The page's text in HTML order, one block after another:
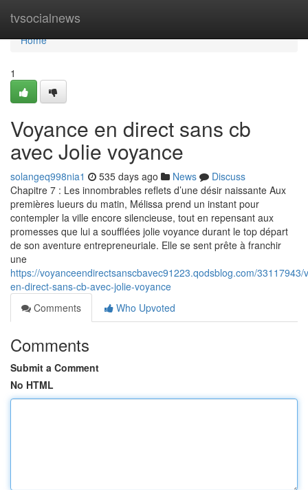
tvsocialnews
Home
Home
1
Voyance en direct sans cb
avec Jolie voyance
solangeq998nia1 535 days ago News
Discuss
Chapitre 7 : Les innombrables reflets d’une désir naissante Aux
premières lueurs du matin, Mélissa prend un instant pour
contempler la ville encore silencieuse, tout en repensant aux
promesses que lui a soufflées jolie voyance durant le top départ
de son aventure entrepreneuriale. Elle se sent prête à franchir
une
https://voyanceendirectsanscbavec91223.qodsblog.com/33117943/
en-direct-sans-cb-avec-jolie-voyance
Comments
Who Upvoted
Comments
Submit a Comment
No HTML